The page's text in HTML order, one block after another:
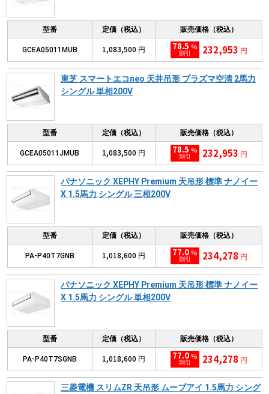
型番 定価（税込） 販売価格（税込）
GCEA05011MUB 1,083,500 円 78.5 %
割引 232,953 円
東芝 スマートエコneo 天井吊形 プラズマ空清 2馬力
シングル 単相200V
型番 定価（税込） 販売価格（税込）
GCEA05011JMUB 1,083,500 円 78.5 %
割引 232,953 円
パナソニック XEPHY Premium 天吊形 標準 ナノイー
X 1.5馬力 シングル 三相200V
型番 定価（税込） 販売価格（税込）
PA-P40T7GNB 1,018,600 円 77.0 %
割引 234,278 円
パナソニック XEPHY Premium 天吊形 標準 ナノイー
X 1.5馬力 シングル 単相200V
型番 定価（税込） 販売価格（税込）
PA-P40T7SGNB 1,018,600 円 77.0 %
割引 234,278 円
三菱電機 スリムZR 天吊形 ムーブアイ 1.5馬力 シング